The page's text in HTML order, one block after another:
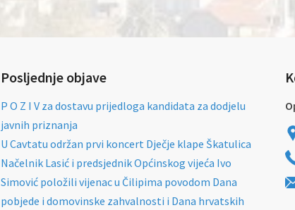
Posljednje objave
P O Z I V za dostavu prijedloga kandidata za dodjelu
javnih priznanja
U Cavtatu održan prvi koncert Dječje klape Škatulica
Načelnik Lasić i predsjednik Općinskog vijeća Ivo
Simović položili vijenac u Čilipima povodom Dana
pobjede i domovinske zahvalnosti i Dana hrvatskih